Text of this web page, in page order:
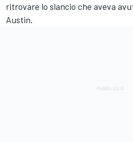
ritrovare lo slancio che aveva
Austin.